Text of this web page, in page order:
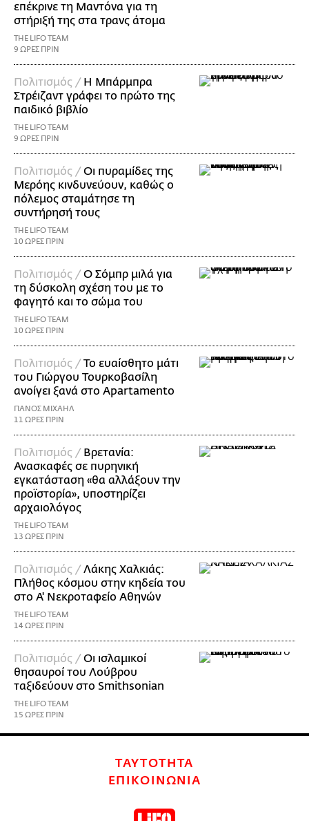
επέκρινε τη Μαντόνα για τη
στήριξή της στα τρανς άτομα
THE LIFO TEAM
9 ΩΡΕΣ ΠΡΙΝ
Πολιτισμός / Η Μπάρμπρα
Στρέιζαντ γράφει το πρώτο της
παιδικό βιβλίο
THE LIFO TEAM
9 ΩΡΕΣ ΠΡΙΝ
Πολιτισμός /Οι πυραμίδες της
Μερόης κινδυνεύουν, καθώς ο
πόλεμος σταμάτησε τη
συντήρησή τους
THE LIFO TEAM
10 ΩΡΕΣ ΠΡΙΝ
Πολιτισμός /Ο Σόμπρ μιλά για
τη δύσκολη σχέση του με το
φαγητό και το σώμα του
THE LIFO TEAM
10 ΩΡΕΣ ΠΡΙΝ
Πολιτισμός /Το ευαίσθητο μάτι
του Γιώργου Τουρκοβασίλη
ανοίγει ξανά στο Apartamento
ΠΑΝΟΣ ΜΙΧΑΗΛ
11 ΩΡΕΣ ΠΡΙΝ
Πολιτισμός / Βρετανία:
Ανασκαφές σε πυρηνική
εγκατάσταση «θα αλλάξουν την
προϊστορία», υποστηρίζει
αρχαιολόγος
THE LIFO TEAM
13 ΩΡΕΣ ΠΡΙΝ
Πολιτισμός /Λάκης Χαλκιάς:
Πλήθος κόσμου στην κηδεία του
στο Α' Νεκροταφείο Αθηνών
THE LIFO TEAM
14 ΩΡΕΣ ΠΡΙΝ
Πολιτισμός /Οι ισλαμικοί
θησαυροί του Λούβρου
ταξιδεύουν στο Smithsonian
THE LIFO TEAM
15 ΩΡΕΣ ΠΡΙΝ
ΤΑΥΤΟΤΗΤΑ
ΕΠΙΚΟΙΝΩΝΙΑ